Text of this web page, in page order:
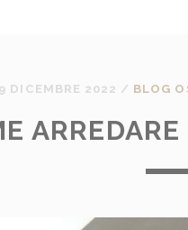
9 DICEMBRE 2022 / BLOG